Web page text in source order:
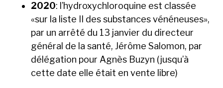
2020: l’hydroxychloroquine est classée
«sur la liste II des substances vénéneuses»,
par un arrêté du 13 janvier du directeur
général de la santé, Jérôme Salomon, par
délégation pour Agnès Buzyn (jusqu’à
cette date elle était en vente libre)